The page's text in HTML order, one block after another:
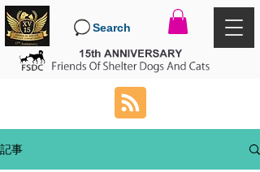
Search
記事